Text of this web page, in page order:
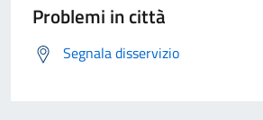
Problemi in città
Segnala disservizio